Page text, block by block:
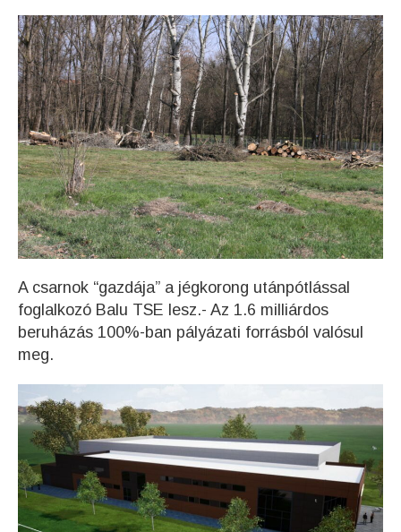
A csarnok “gazdája” a jégkorong utánpótlással
foglalkozó Balu TSE lesz.- Az 1.6 milliárdos
beruházás 100%-ban pályázati forrásból valósul
meg.